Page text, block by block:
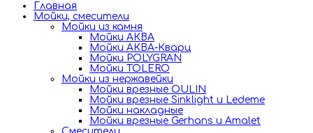
Главная
Мойки, смесители
Mойки из камня
Мойки АКВА
Мойки АКВА-Кварц
Мойки POLYGRAN
Мойки TOLERO
Мойки из нержавейки
Мойки врезные OULIN
Мойки врезные Sinklight и Ledeme
Мойки накладные
Мойки врезные Gerhans и Amalet